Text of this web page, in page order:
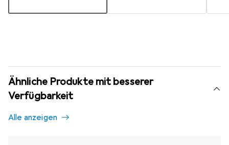
Ähnliche Produkte mit besserer
Verfügbarkeit
Alle anzeigen